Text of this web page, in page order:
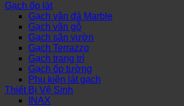
Gạch ốp lát
Gạch vân đá Marble
Gạch vân gỗ
Gạch sân vườn
Gạch Terrazzo
Gạch trang trí
Gạch ốp tường
Phụ kiện lát gạch
Thiết Bị Vệ Sinh
INAX